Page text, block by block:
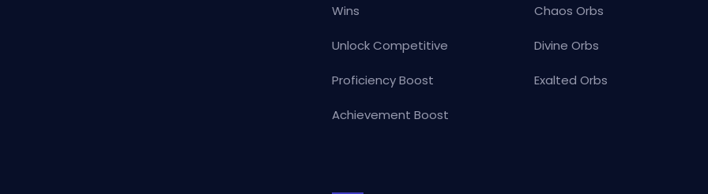
Wins
Unlock Competitive
Proficiency Boost
Achievement Boost
Chaos Orbs
Divine Orbs
Exalted Orbs